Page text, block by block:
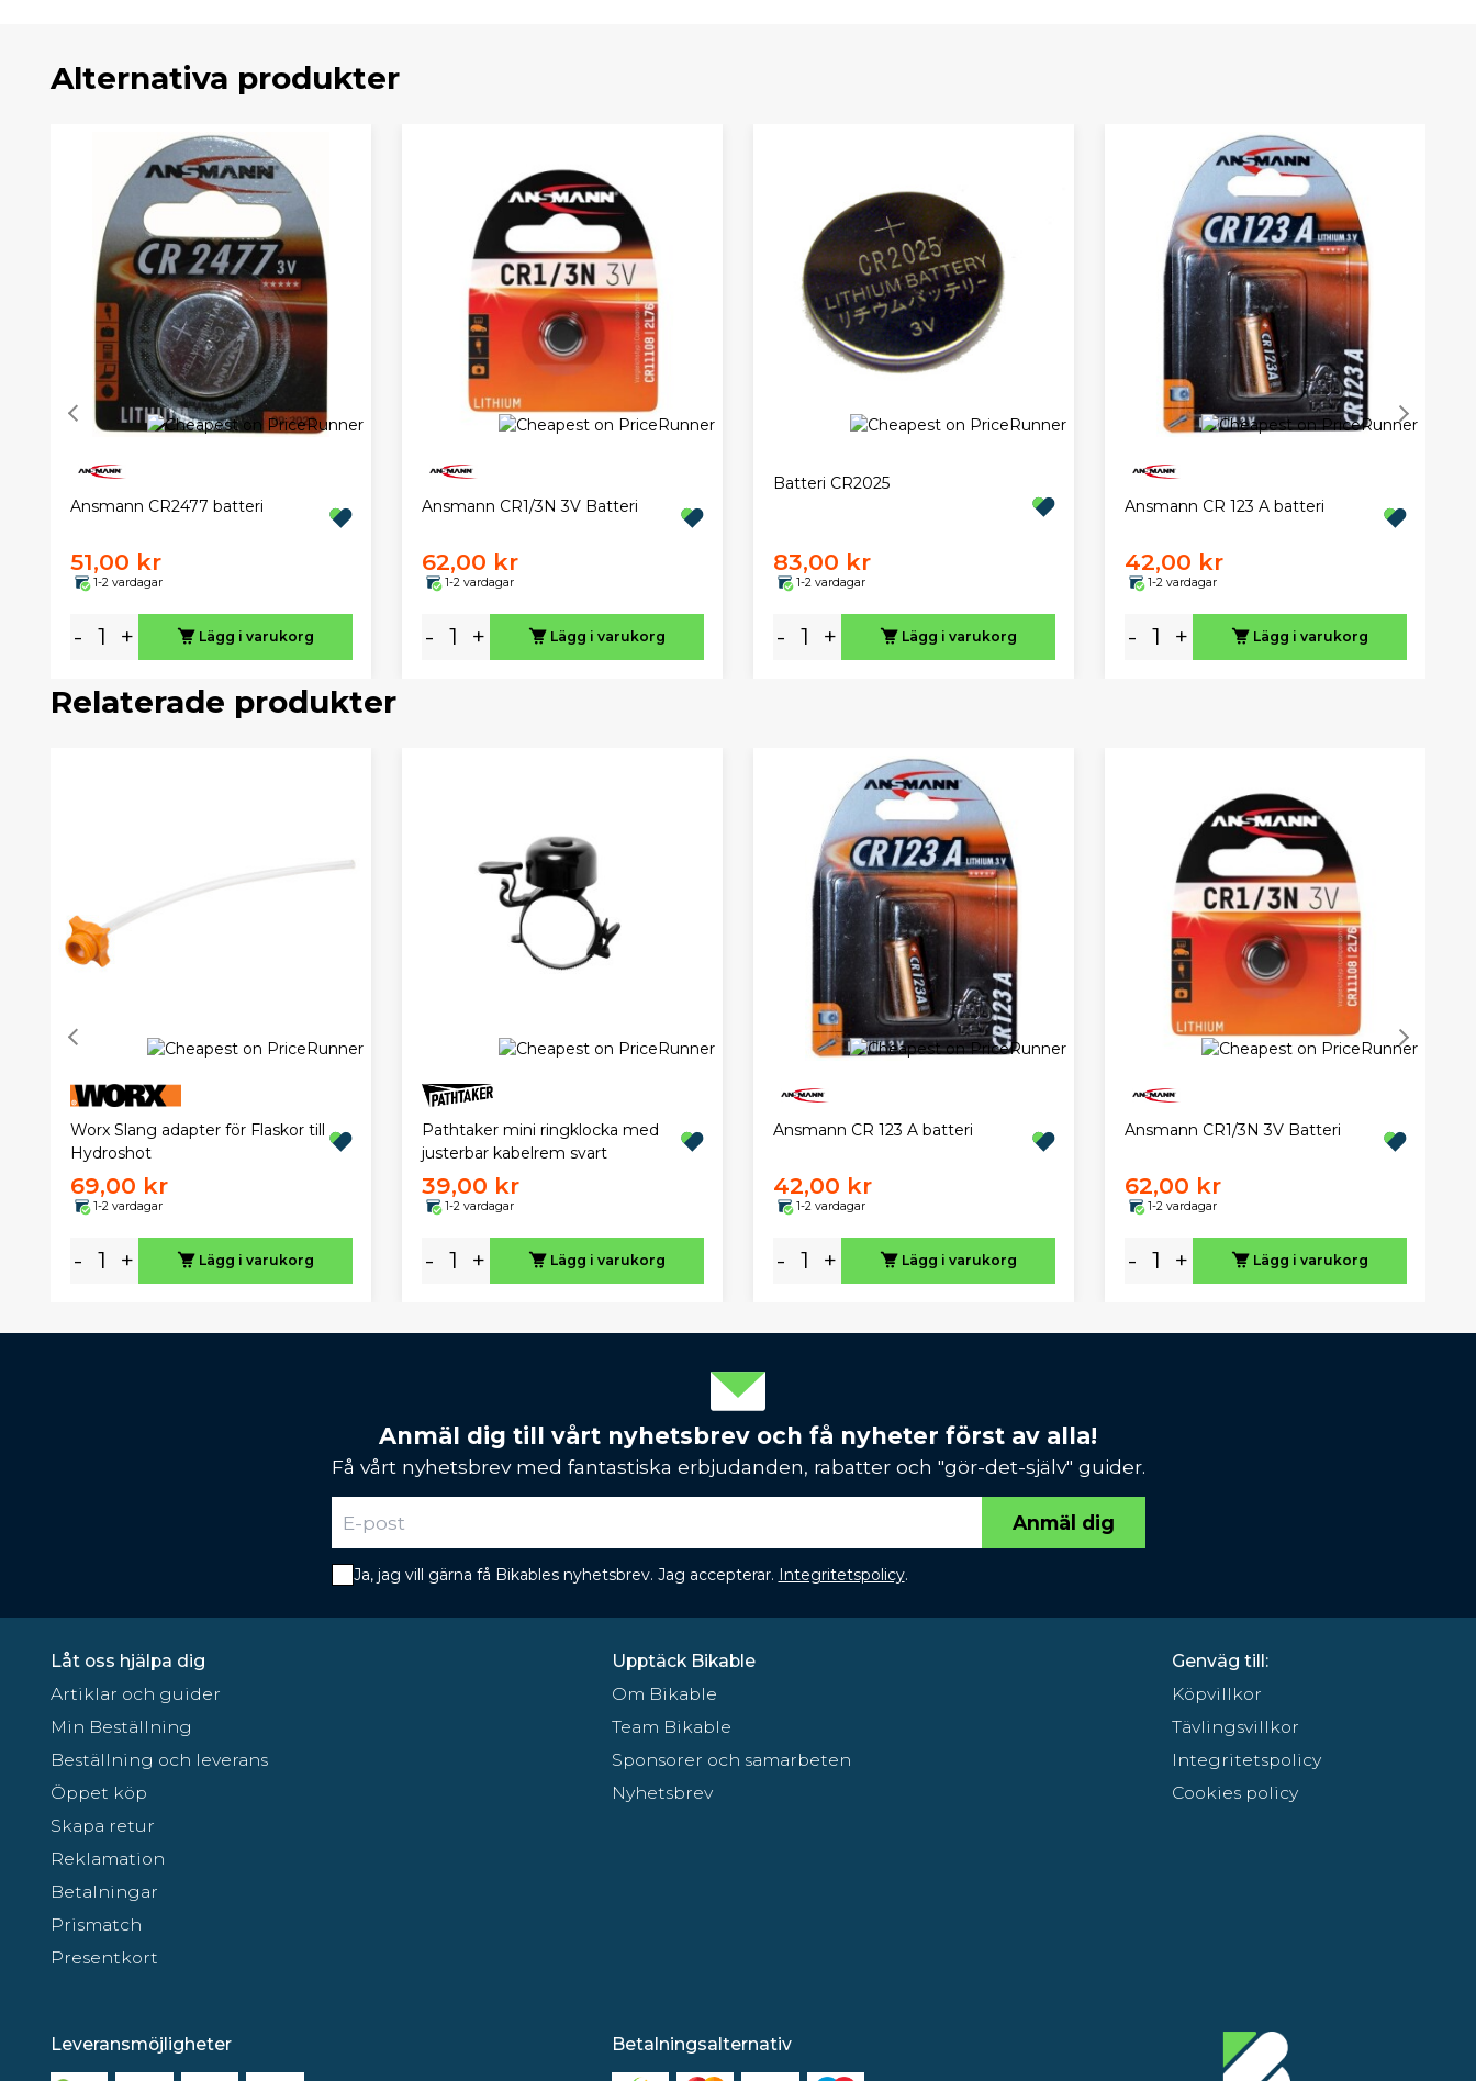
Alternativa produkter
Ansmann CR2477 batteri
51,00 kr
1-2 vardagar
- + Lägg i varukorg
Ansmann CR1/3N 3V Batteri
62,00 kr
1-2 vardagar
- + Lägg i varukorg
Batteri CR2025
83,00 kr
1-2 vardagar
- + Lägg i varukorg
Ansmann CR 123 A batteri
42,00 kr
1-2 vardagar
- + Lägg i varukorg
Relaterade produkter
Worx Slang adapter för Flaskor till
Hydroshot
69,00 kr
1-2 vardagar
- + Lägg i varukorg
Pathtaker mini ringklocka med
justerbar kabelrem svart
39,00 kr
1-2 vardagar
- + Lägg i varukorg
Ansmann CR 123 A batteri
42,00 kr
1-2 vardagar
- + Lägg i varukorg
Ansmann CR1/3N 3V Batteri
62,00 kr
1-2 vardagar
- + Lägg i varukorg
Anmäl dig till vårt nyhetsbrev och få nyheter först av alla!
Få vårt nyhetsbrev med fantastiska erbjudanden, rabatter och "gör-det-själv" guider.
Anmäl dig
Ja, jag vill gärna få Bikables nyhetsbrev. Jag accepterar. Integritetspolicy.
Låt oss hjälpa dig
Artiklar och guider
Min Beställning
Beställning och leverans
Öppet köp
Skapa retur
Reklamation
Betalningar
Prismatch
Presentkort
Upptäck Bikable
Om Bikable
Team Bikable
Sponsorer och samarbeten
Nyhetsbrev
Genväg till:
Köpvillkor
Tävlingsvillkor
Integritetspolicy
Cookies policy
Leveransmöjligheter Betalningsalternativ